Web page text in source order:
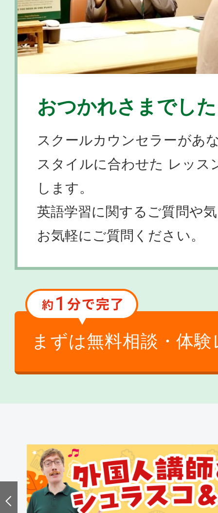
おつかれさまでし
スクールカウンセラーがあ
スタイルに合わせた レッス
します。
英語学習に関するご質問や
お気軽にご質問ください。
まずは無料相談・体